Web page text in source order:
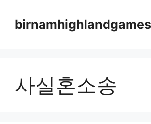
contentbirnamhighlandgames
사실혼소송